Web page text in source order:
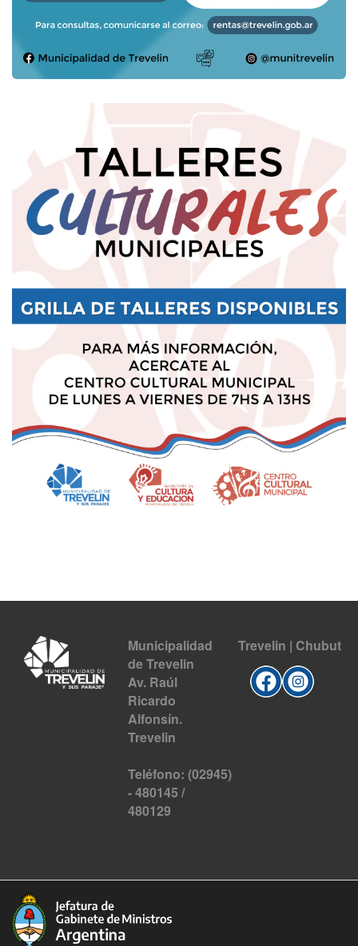
Municipalidad
de Trevelin
Av. Raúl
Ricardo
Alfonsín.
Trevelin
Teléfono: (02945)
- 480145 /
480129
Trevelin | Chubut